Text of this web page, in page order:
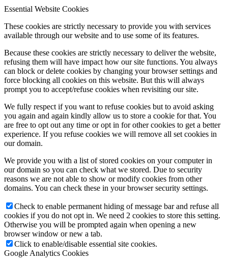
Essential Website Cookies
These cookies are strictly necessary to provide you with services
available through our website and to use some of its features.
Because these cookies are strictly necessary to deliver the website,
refusing them will have impact how our site functions. You always
can block or delete cookies by changing your browser settings and
force blocking all cookies on this website. But this will always
prompt you to accept/refuse cookies when revisiting our site.
We fully respect if you want to refuse cookies but to avoid asking
you again and again kindly allow us to store a cookie for that. You
are free to opt out any time or opt in for other cookies to get a better
experience. If you refuse cookies we will remove all set cookies in
our domain.
We provide you with a list of stored cookies on your computer in
our domain so you can check what we stored. Due to security
reasons we are not able to show or modify cookies from other
domains. You can check these in your browser security settings.
Check to enable permanent hiding of message bar and refuse all
cookies if you do not opt in. We need 2 cookies to store this setting.
Otherwise you will be prompted again when opening a new
browser window or new a tab.
Click to enable/disable essential site cookies.
Google Analytics Cookies